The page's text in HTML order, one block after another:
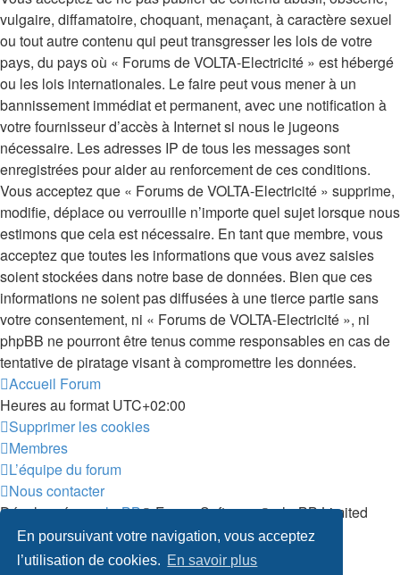
En poursuivant votre navigation, vous acceptez
l’utilisation de cookies. En savoir plus
vulgaire, diffamatoire, choquant, menaçant, à caractère sexuel
ou tout autre contenu qui peut transgresser les lois de votre
pays, du pays où « Forums de VOLTA-Electricité » est hébergé
ou les lois internationales. Le faire peut vous mener à un
bannissement immédiat et permanent, avec une notification à
votre fournisseur d’accès à Internet si nous le jugeons
nécessaire. Les adresses IP de tous les messages sont
enregistrées pour aider au renforcement de ces conditions.
Vous acceptez que « Forums de VOLTA-Electricité » supprime,
modifie, déplace ou verrouille n’importe quel sujet lorsque nous
estimons que cela est nécessaire. En tant que membre, vous
acceptez que toutes les informations que vous avez saisies
soient stockées dans notre base de données. Bien que ces
informations ne soient pas diffusées à une tierce partie sans
votre consentement, ni « Forums de VOLTA-Electricité », ni
phpBB ne pourront être tenus comme responsables en cas de
tentative de piratage visant à compromettre les données.
Accueil Forum
Heures au format UTC+02:00
Supprimer les cookies
Membres
L’équipe du forum
Nous contacter
Développé parphpBB® Forum Software © phpBB Limited
Traduit parphpBB-fr.com
Confidentialité |Conditions